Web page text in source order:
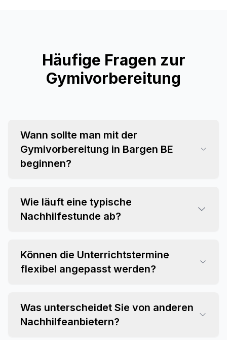
Häufige Fragen zur
Gymivorbereitung
Wann sollte man mit der
Gymivorbereitung in Bargen BE
beginnen?
Wie läuft eine typische
Nachhilfestunde ab?
Können die Unterrichtstermine
flexibel angepasst werden?
Was unterscheidet Sie von anderen
Nachhilfeanbietern?